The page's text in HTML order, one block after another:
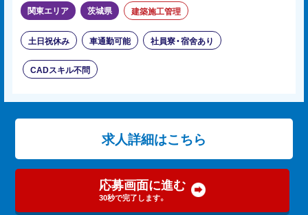
関東エリア 茨城県 建築施工管理
土日祝休み 車通勤可能 社員寮・宿舍あり
CADスキル不問
求人詳細はこちら
応募画面に進む
30秒で完了します。